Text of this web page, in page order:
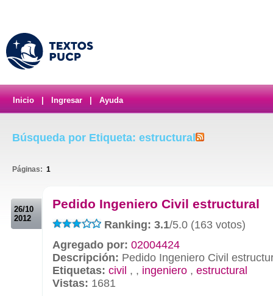
Inicio Ingresar Ayuda
Búsqueda por Etiqueta: estructural
Páginas: 1
26/10
2012
Pedido Ingeniero Civil estructural
Ranking: 3.1/5.0 (163 votos)
Agregado por: 02004424
Descripción: Pedido Ingeniero Civil
Etiquetas: civil , , ingeniero , estructural
Vistas: 1681